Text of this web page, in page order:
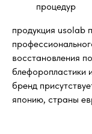
процедур
продукция usolab
восстановления
блефоропластики
бренд
японию, страны